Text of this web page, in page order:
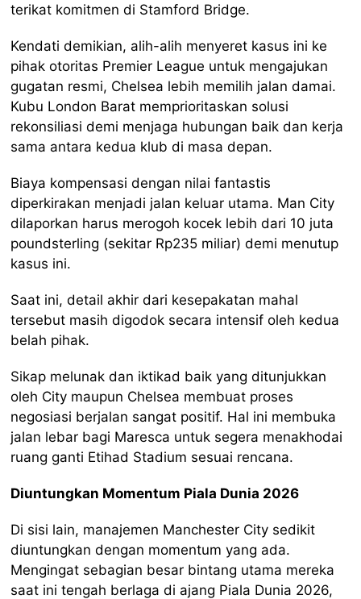
terikat komitmen di Stamford Bridge.
Kendati demikian, alih-alih menyeret kasus ini ke
pihak otoritas Premier League untuk mengajukan
gugatan resmi, Chelsea lebih memilih jalan damai.
Kubu London Barat memprioritaskan solusi
rekonsiliasi demi menjaga hubungan baik dan kerja
sama antara kedua klub di masa depan.
Biaya kompensasi dengan nilai fantastis
diperkirakan menjadi jalan keluar utama. Man City
dilaporkan harus merogoh kocek lebih dari 10 juta
poundsterling (sekitar Rp235 miliar) demi menutup
kasus ini.
Saat ini, detail akhir dari kesepakatan mahal
tersebut masih digodok secara intensif oleh kedua
belah pihak.
Sikap melunak dan iktikad baik yang ditunjukkan
oleh City maupun Chelsea membuat proses
negosiasi berjalan sangat positif. Hal ini membuka
jalan lebar bagi Maresca untuk segera menakhodai
ruang ganti Etihad Stadium sesuai rencana.
Diuntungkan Momentum Piala Dunia 2026
Di sisi lain, manajemen Manchester City sedikit
diuntungkan dengan momentum yang ada.
Mengingat sebagian besar bintang utama mereka
saat ini tengah berlaga di ajang Piala Dunia 2026,